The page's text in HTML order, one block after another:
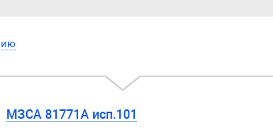
МЗСА 81771A исп.101